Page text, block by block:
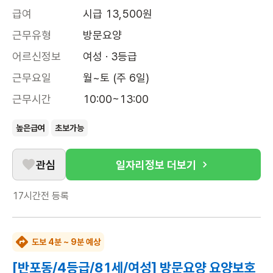
급여
시급 13,500원
근무유형
방문요양
어르신정보
여성 · 3등급
근무요일
월~토 (주 6일)
근무시간
10:00~13:00
높은급여 초보가능
관심 일자리정보 더보기
17시간전 등록
도보 4분 ~ 9분 예상
[반포동/4등급/81세/여성] 방문요양 요양보호